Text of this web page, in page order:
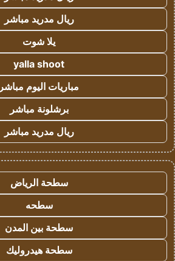
ريال مدريد مباشر
يلا شوت
yalla shoot
مباريات اليوم مباشر
برشلونة مباشر
ريال مدريد مباشر
سطحة الرياض
سطحه
سطحة بين المدن
سطحة هيدروليك